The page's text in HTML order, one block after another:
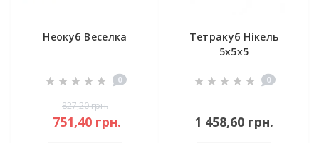
Неокуб Веселка
0
827,20 грн.
751,40 грн.
Тетракуб Нікель
5x5x5
0
1 458,60 грн.